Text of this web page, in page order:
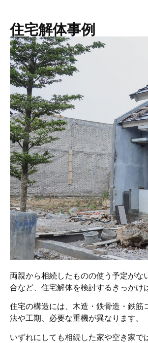
住宅解体事例
両親から相続したものの使う予定が
合など、住宅解体を検討するきっかけ
住宅の構造には、木造・鉄骨造・鉄
法や工期、必要な重機が異なります。
いずれにしても相続した家や空き家